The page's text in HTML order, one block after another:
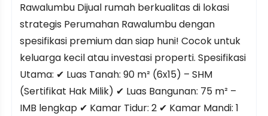
Rawalumbu Dijual rumah berkualitas di lokasi
strategis Perumahan Rawalumbu dengan
spesifikasi premium dan siap huni! Cocok untuk
keluarga kecil atau investasi properti. Spesifikasi
Utama: ✔ Luas Tanah: 90 m² (6x15) – SHM
(Sertifikat Hak Milik) ✔ Luas Bangunan: 75 m² –
IMB lengkap ✔ Kamar Tidur: 2 ✔ Kamar Mandi: 1